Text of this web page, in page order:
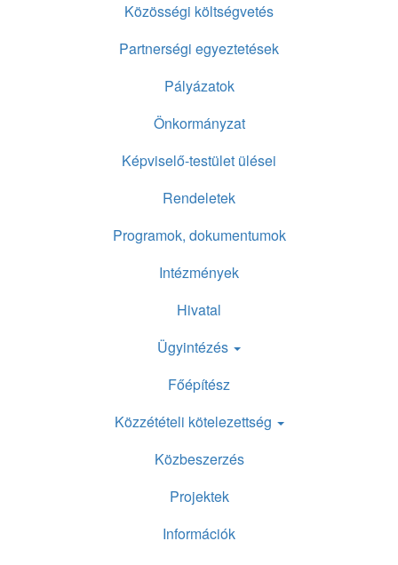
Közösségi költségvetés
Partnerségi egyeztetések
Pályázatok
Önkormányzat
Képviselő-testület ülései
Rendeletek
Programok, dokumentumok
Intézmények
Hivatal
Ügyintézés
Főépítész
Közzétételi kötelezettség
Közbeszerzés
Projektek
Információk